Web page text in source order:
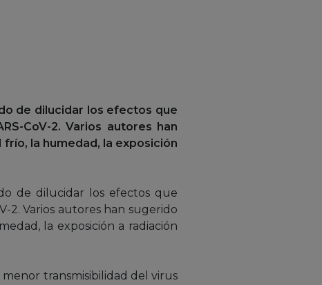
de dilucidar los efectos que
CoV-2. Varios autores han
la humedad, la exposición
de dilucidar los efectos que
2. Varios autores han sugerido
la exposición a radiación
transmisibilidad del virus